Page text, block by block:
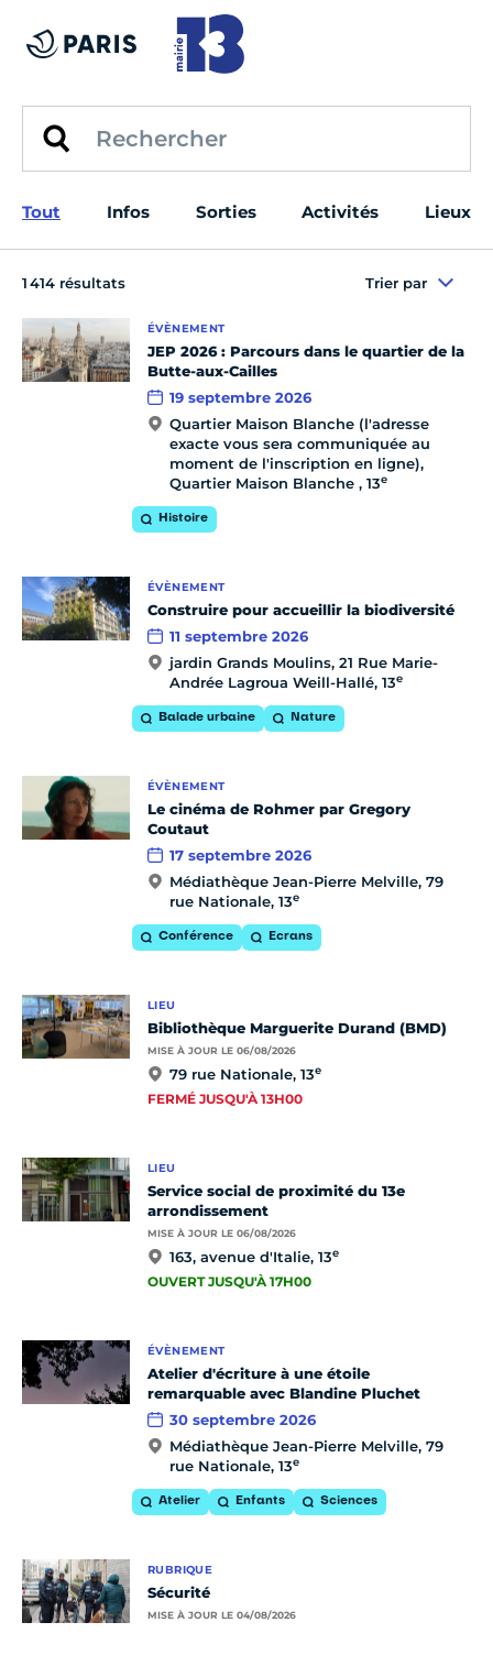
Tout Infos Sorties Activités Lieux
1 414 résultats Trier par
ÉVÈNEMENT
JEP 2026 : Parcours dans le quartier de la
Butte-aux-Cailles
19 septembre 2026
Quartier Maison Blanche (l'adresse
exacte vous sera communiquée au
moment de l'inscription en ligne),
Quartier Maison Blanche , 13e
Histoire
ÉVÈNEMENT
Construire pour accueillir la biodiversité
11 septembre 2026
jardin Grands Moulins, 21 Rue Marie-
Andrée Lagroua Weill-Hallé, 13e
Balade urbaine Nature
ÉVÈNEMENT
Le cinéma de Rohmer par Gregory
Coutaut
17 septembre 2026
Médiathèque Jean-Pierre Melville, 79
rue Nationale, 13e
Conférence Ecrans
LIEU
Bibliothèque Marguerite Durand (BMD)
MISE À JOUR LE 06/08/2026
79 rue Nationale, 13e
FERMÉ JUSQU'À 13H00
LIEU
Service social de proximité du 13e
arrondissement
MISE À JOUR LE 06/08/2026
163, avenue d'Italie, 13e
OUVERT JUSQU'À 17H00
ÉVÈNEMENT
Atelier d'écriture à une étoile
remarquable avec Blandine Pluchet
30 septembre 2026
Médiathèque Jean-Pierre Melville, 79
rue Nationale, 13e
Atelier Enfants Sciences
RUBRIQUE
Sécurité
MISE À JOUR LE 04/08/2026